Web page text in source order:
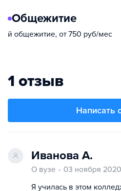
Общежитие
й общежитие, от 750 руб/мес
1 отзыв
Написать
Иванова А.
О вузе
03 ноября 2020
Я училась в этом